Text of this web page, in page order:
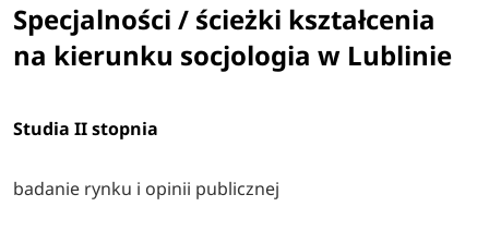
Specjalności / ścieżki kształcenia
na kierunku socjologia w Lublinie
Studia II stopnia
badanie rynku i opinii publicznej